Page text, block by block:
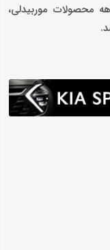
ذکر است، رونمایی از گارانتی ۳۷ ماهه محصولات موربیدلی،